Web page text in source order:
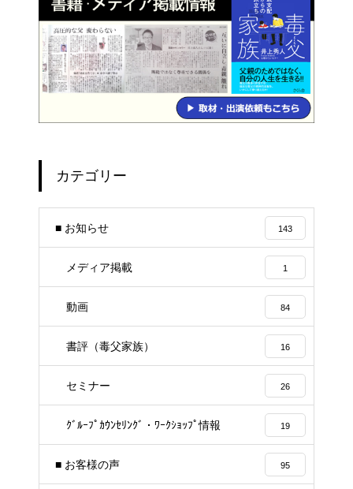
カテゴリー
■ お知らせ 143
メディア掲載 1
動画 84
書評（毒父家族） 16
セミナー 26
ｸﾞﾙｰﾌﾟｶｳﾝｾﾘﾝｸﾞ・ﾜｰｸｼｮｯﾌﾟ情報 19
■ お客様の声 95